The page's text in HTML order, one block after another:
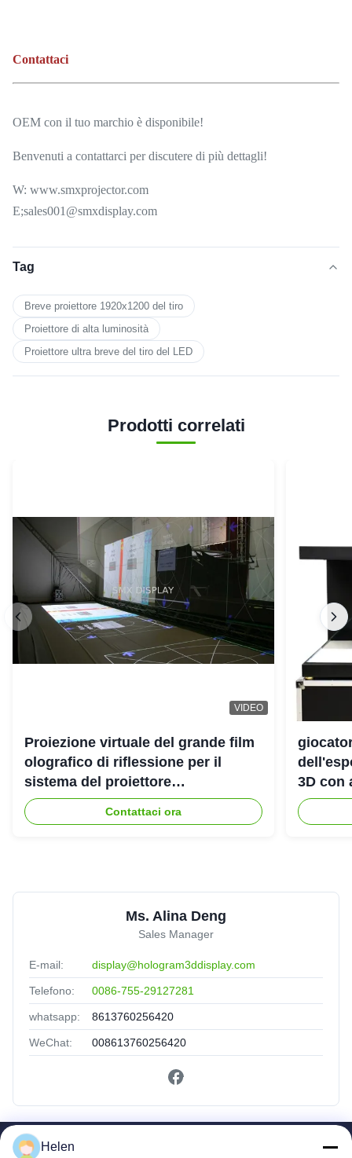
Contattaci
OEM con il tuo marchio è disponibile!
Benvenuti a contattarci per discutere di più dettagli!
W: www.smxprojector.com
E;sales001@smxdisplay.com
Tag
Breve proiettore 1920x1200 del tiro
Proiettore di alta luminosità
Proiettore ultra breve del tiro del LED
Prodotti correlati
VIDEO
Proiezione virtuale del grande film
olografico di riflessione per il
sistema del proiettore
dell'ologramma 3D
Contattaci ora
3D con
Ms. Alina Deng
Sales Manager
E-mail: display@hologram3ddisplay.com
Telefono: 0086-755-29127281
whatsapp: 8613760256420
WeChat: 008613760256420
Helen